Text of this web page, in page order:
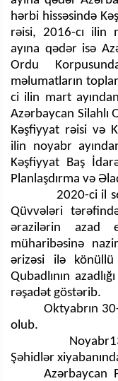
hərbi hissəsində
rəisi, 2016-cı ilin
ayına qədər isə
Ordu
məlumatların
ci ilin mart
Azərbaycan Silahlı
Kəşfiyyat rəisi və
ilin noyabr
Kəşfiyyat Baş
Planlaşdırma və
2020-ci il
Qüvvələri
ərazilərin azad
müharibəsinə
ərizəsi ilə könüllü
Qubadlının
rəşadət göstərib.
Oktyabrın 30-da
olub.
Noyabr13-də
Şəhidlər
Azərbaycan